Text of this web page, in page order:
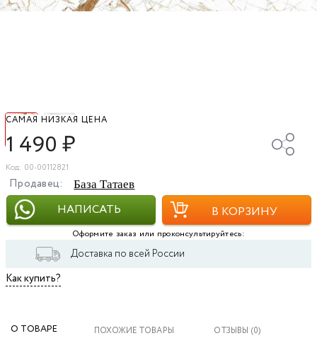
САМАЯ НИЗКАЯ ЦЕНА
1 490₽
Код: 00-00112821
Продавец: База Татаев
НАПИСАТЬ В КОРЗИНУ
Оформите заказ или проконсультируйтесь:
Доставка по всей России
Как купить?
О ТОВАРЕ ПОХОЖИЕ ТОВАРЫ ОТЗЫВЫ (0)